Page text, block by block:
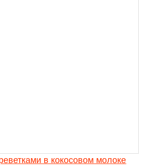
в кокосовом молоке